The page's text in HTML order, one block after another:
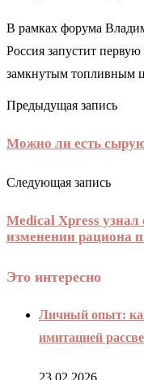
В рамках форума
Россия запустит
замкнутым топливным
Предыдущая запись
Можно ли есть
Следующая запись
Medical Xpress
изменении рациона
Это интересно
Личный опыт:
имитацией
23.02.2026